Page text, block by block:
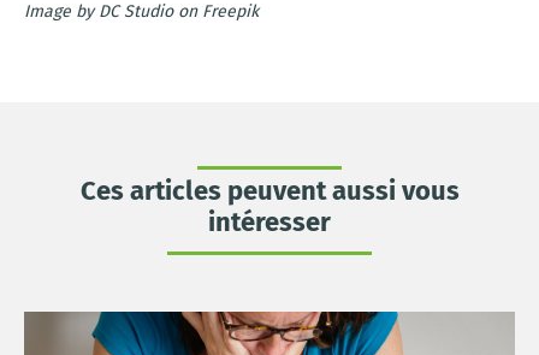
Image by DC Studio on Freepik
Ces articles peuvent aussi vous
intéresser